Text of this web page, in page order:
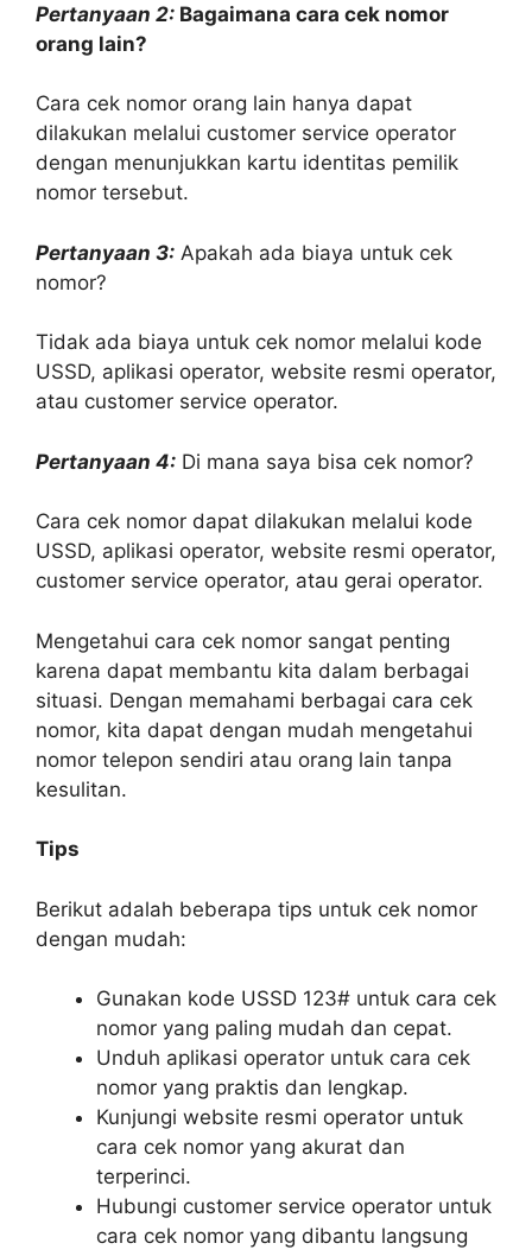
Pertanyaan 2: Bagaimana cara cek nomor
orang lain?
Cara cek nomor orang lain hanya dapat
dilakukan melalui customer service operator
dengan menunjukkan kartu identitas pemilik
nomor tersebut.
Pertanyaan 3: Apakah ada biaya untuk cek
nomor?
Tidak ada biaya untuk cek nomor melalui kode
USSD, aplikasi operator, website resmi operator,
atau customer service operator.
Pertanyaan 4: Di mana saya bisa cek nomor?
Cara cek nomor dapat dilakukan melalui kode
USSD, aplikasi operator, website resmi operator,
customer service operator, atau gerai operator.
Mengetahui cara cek nomor sangat penting
karena dapat membantu kita dalam berbagai
situasi. Dengan memahami berbagai cara cek
nomor, kita dapat dengan mudah mengetahui
nomor telepon sendiri atau orang lain tanpa
kesulitan.
Tips
Berikut adalah beberapa tips untuk cek nomor
dengan mudah:
Gunakan kode USSD 123# untuk cara cek
nomor yang paling mudah dan cepat.
Unduh aplikasi operator untuk cara cek
nomor yang praktis dan lengkap.
Kunjungi website resmi operator untuk
cara cek nomor yang akurat dan
terperinci.
Hubungi customer service operator untuk
cara cek nomor yang dibantu langsung